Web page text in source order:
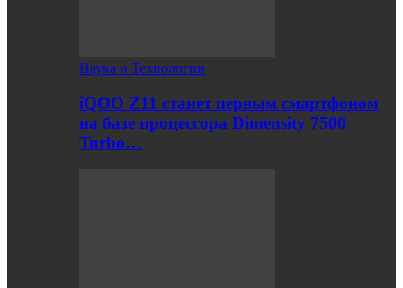
Наука и Технологии
iQOO Z11 станет первым смартфоном
на базе процессора Dimensity 7500
Turbo…